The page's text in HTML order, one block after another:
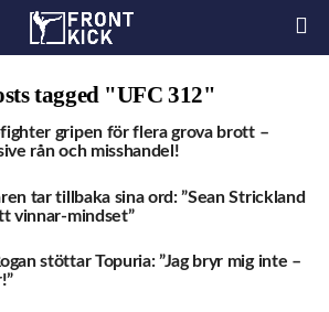
tagged "UFC 312"
gripen för flera grova brott –
rån och misshandel!
tar tillbaka sina ord: ”Sean Strickland
vinnar-mindset”
stöttar Topuria: ”Jag bryr mig inte –